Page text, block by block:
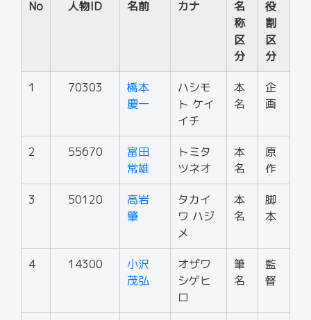
No 人物ID 名前 カナ
名
称
区
分
役
割
区
分
1 70303
橋本
慶一
ハシモ
ト ケイ
イチ
本
名
企
画
2 55670
富田
常雄
トミタ
ツネオ
本
名
原
作
3 50120
高岩
肇
タカイ
ワ ハジ
メ
本
名
脚
本
4 14300
小沢
茂弘
オザワ
シゲヒ
ロ
筆
名
監
督